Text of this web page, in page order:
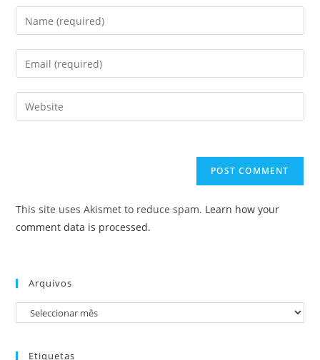
Enter
your
name
comment
Enter
your
email
address
Enter
your
This site uses Akismet to reduce spam. Learn how your
comment data is processed.
Arquivos
Arquivos
Etiquetas